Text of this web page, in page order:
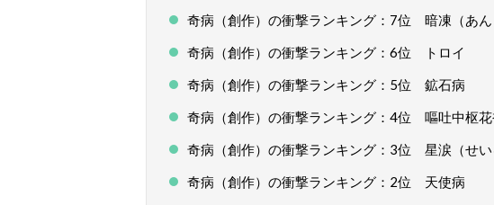
奇病（創作）の衝撃ランキング：7位 暗凍（あん
奇病（創作）の衝撃ランキング：6位 トロイ
奇病（創作）の衝撃ランキング：5位 鉱石病
奇病（創作）の衝撃ランキング：4位 嘔吐中枢花
奇病（創作）の衝撃ランキング：3位 星涙（せい
奇病（創作）の衝撃ランキング：2位 天使病